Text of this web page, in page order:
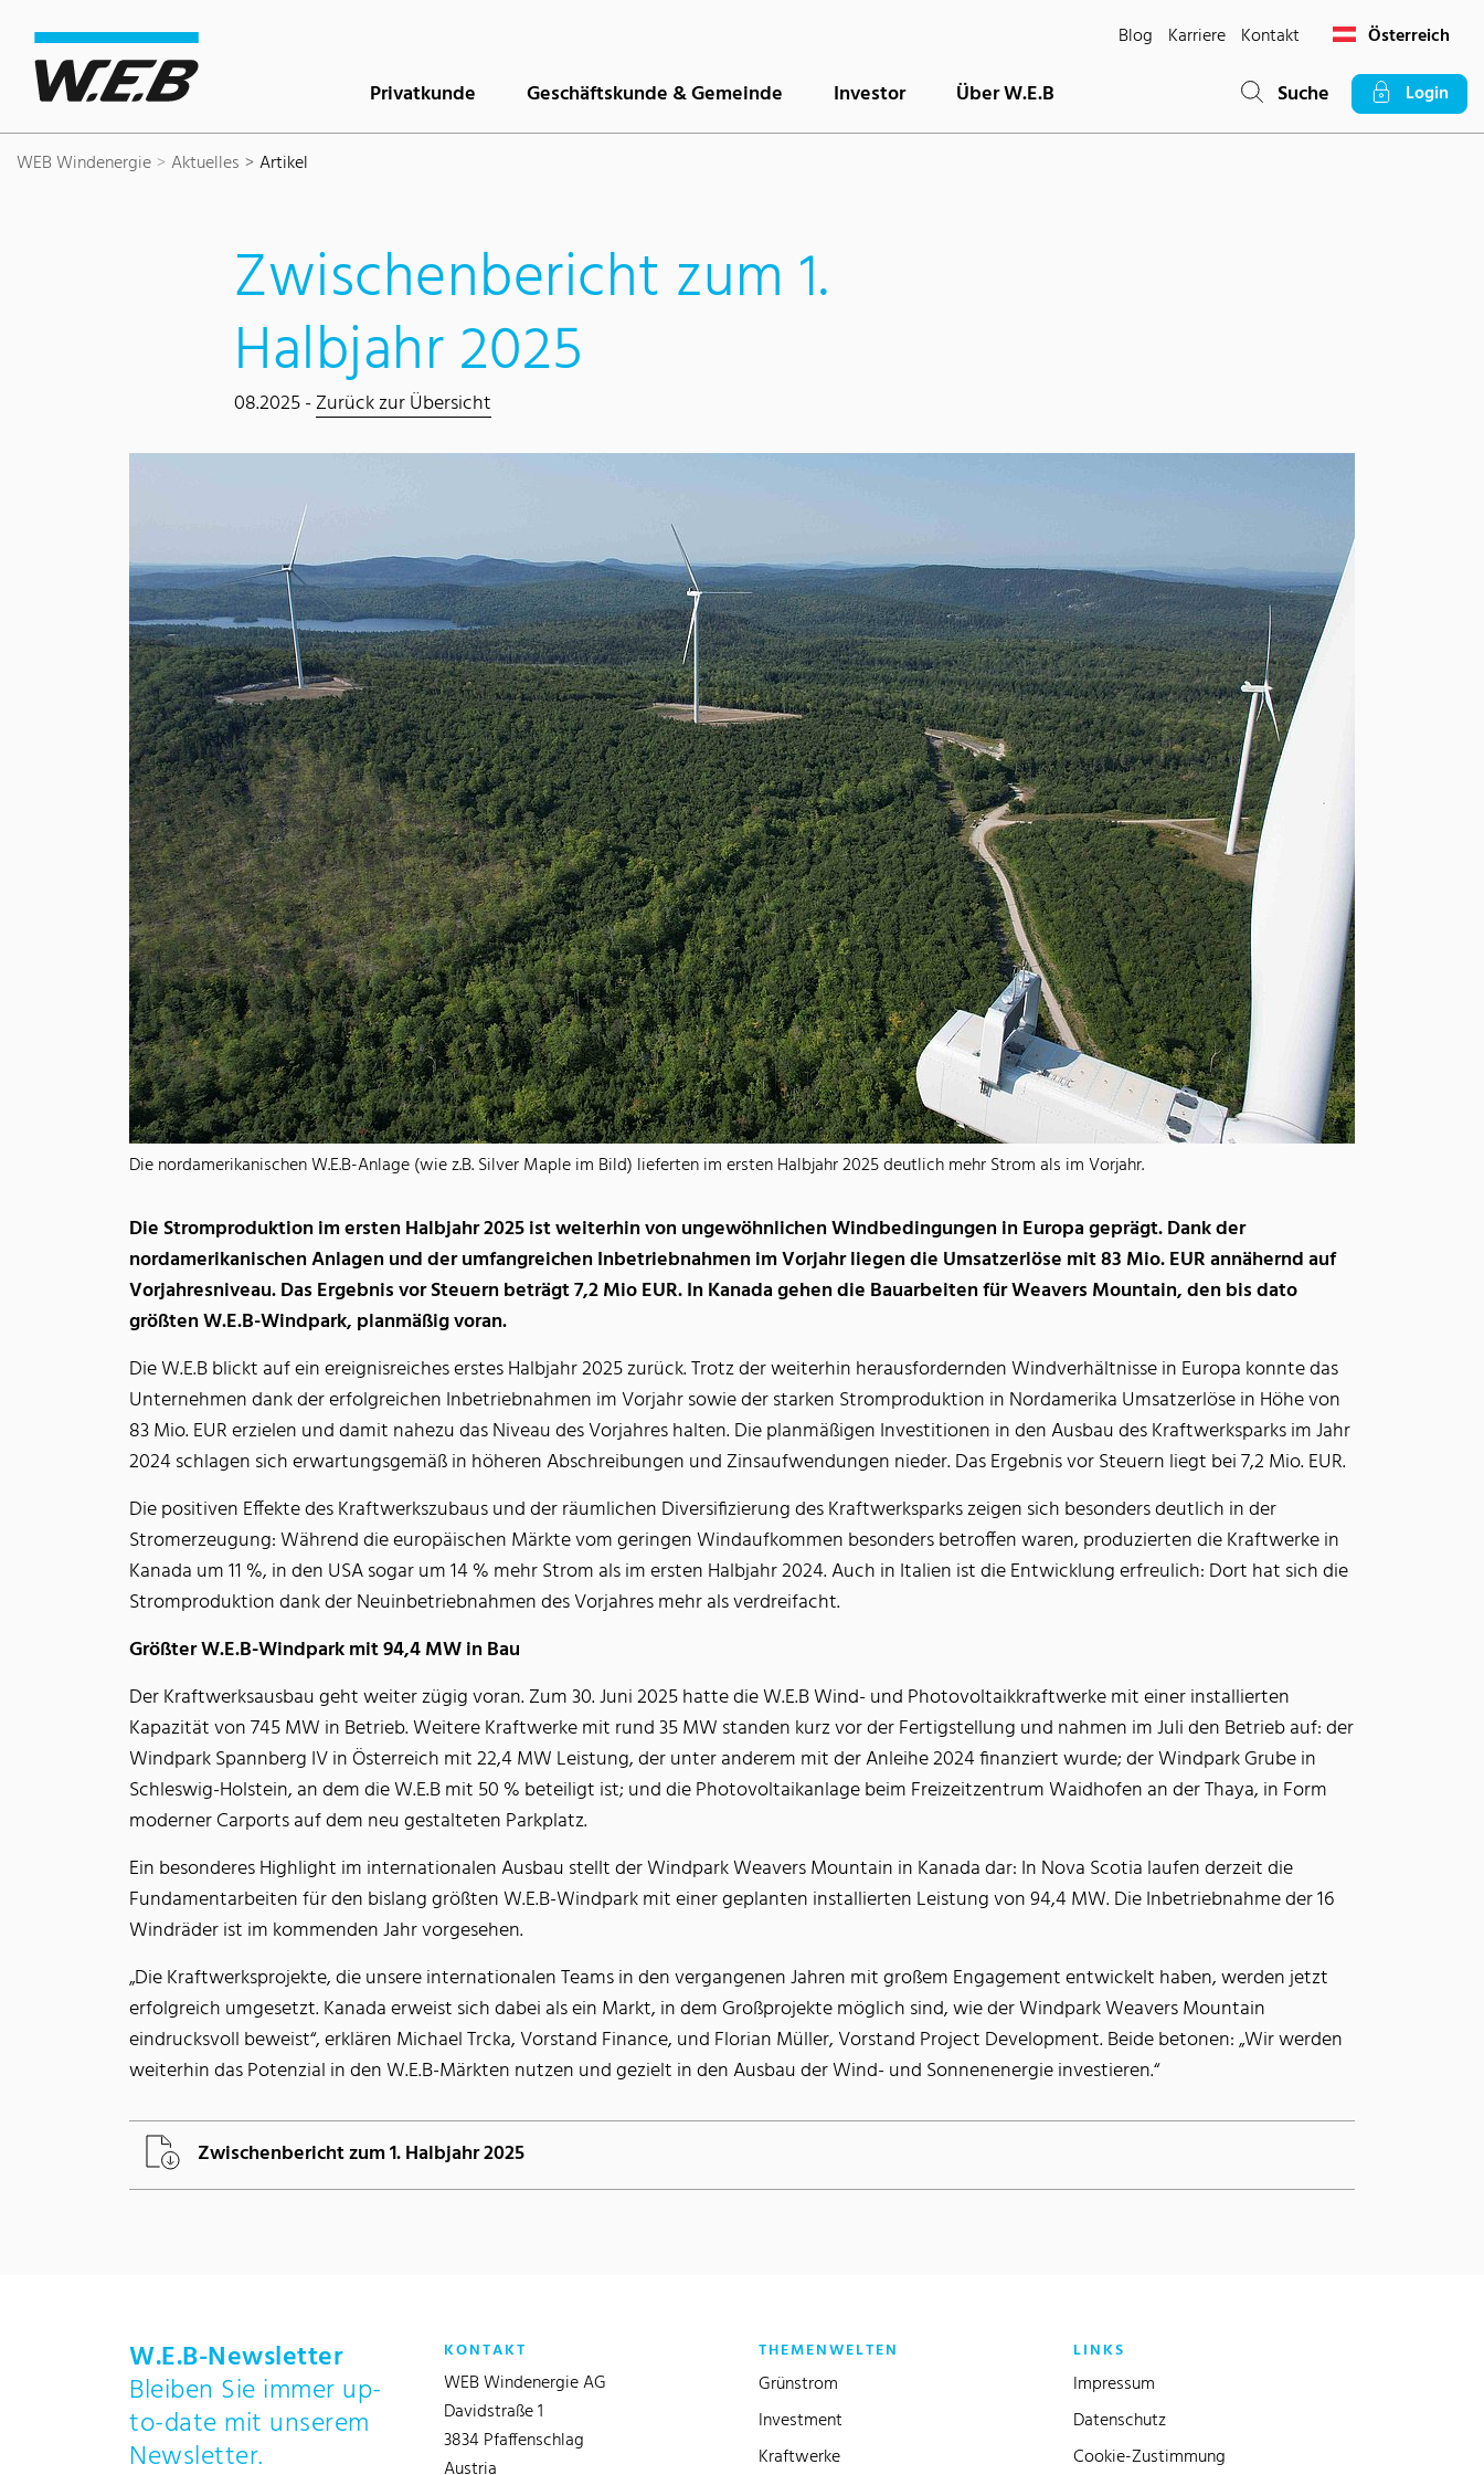
Blog Karriere Kontakt Österreich
Privatkunde Geschäftskunde & Gemeinde Investor Über W.E.B Suche Login
WEB Windenergie Aktuelles Artikel
Zwischenbericht zum 1.
Halbjahr 2025
08.2025 -Zurück zur Übersicht
Die nordamerikanischen W.E.B-Anlage (wie z.B. Silver Maple im Bild) lieferten im ersten Halbjahr 2025 deutlich mehr Strom als im Vorjahr.
Die Stromproduktion im ersten Halbjahr 2025 ist weiterhin von ungewöhnlichen Windbedingungen in Europa geprägt. Dank der
nordamerikanischen Anlagen und der umfangreichen Inbetriebnahmen im Vorjahr liegen die Umsatzerlöse mit 83 Mio. EUR annähernd auf
Vorjahresniveau. Das Ergebnis vor Steuern beträgt 7,2 Mio EUR. In Kanada gehen die Bauarbeiten für Weavers Mountain, den bis dato
größten W.E.B-Windpark, planmäßig voran.
Die W.E.B blickt auf ein ereignisreiches erstes Halbjahr 2025 zurück. Trotz der weiterhin herausfordernden Windverhältnisse in Europa konnte das
Unternehmen dank der erfolgreichen Inbetriebnahmen im Vorjahr sowie der starken Stromproduktion in Nordamerika Umsatzerlöse in Höhe von
83 Mio. EUR erzielen und damit nahezu das Niveau des Vorjahres halten. Die planmäßigen Investitionen in den Ausbau des Kraftwerksparks im Jahr
2024 schlagen sich erwartungsgemäß in höheren Abschreibungen und Zinsaufwendungen nieder. Das Ergebnis vor Steuern liegt bei 7,2 Mio. EUR.
Die positiven Effekte des Kraftwerkszubaus und der räumlichen Diversifizierung des Kraftwerksparks zeigen sich besonders deutlich in der
Stromerzeugung: Während die europäischen Märkte vom geringen Windaufkommen besonders betroffen waren, produzierten die Kraftwerke in
Kanada um 11 %, in den USA sogar um 14 % mehr Strom als im ersten Halbjahr 2024. Auch in Italien ist die Entwicklung erfreulich: Dort hat sich die
Stromproduktion dank der Neuinbetriebnahmen des Vorjahres mehr als verdreifacht.
Größter W.E.B-Windpark mit 94,4 MW in Bau
Der Kraftwerksausbau geht weiter zügig voran. Zum 30. Juni 2025 hatte die W.E.B Wind- und Photovoltaikkraftwerke mit einer installierten
Kapazität von 745 MW in Betrieb. Weitere Kraftwerke mit rund 35 MW standen kurz vor der Fertigstellung und nahmen im Juli den Betrieb auf: der
Windpark Spannberg IV in Österreich mit 22,4 MW Leistung, der unter anderem mit der Anleihe 2024 finanziert wurde; der Windpark Grube in
Schleswig-Holstein, an dem die W.E.B mit 50 % beteiligt ist; und die Photovoltaikanlage beim Freizeitzentrum Waidhofen an der Thaya, in Form
moderner Carports auf dem neu gestalteten Parkplatz.
Ein besonderes Highlight im internationalen Ausbau stellt der Windpark Weavers Mountain in Kanada dar: In Nova Scotia laufen derzeit die
Fundamentarbeiten für den bislang größten W.E.B-Windpark mit einer geplanten installierten Leistung von 94,4 MW. Die Inbetriebnahme der 16
Windräder ist im kommenden Jahr vorgesehen.
„Die Kraftwerksprojekte, die unsere internationalen Teams in den vergangenen Jahren mit großem Engagement entwickelt haben, werden jetzt
erfolgreich umgesetzt. Kanada erweist sich dabei als ein Markt, in dem Großprojekte möglich sind, wie der Windpark Weavers Mountain
eindrucksvoll beweist“, erklären Michael Trcka, Vorstand Finance, und Florian Müller, Vorstand Project Development. Beide betonen: „Wir werden
weiterhin das Potenzial in den W.E.B-Märkten nutzen und gezielt in den Ausbau der Wind- und Sonnenenergie investieren.“
Zwischenbericht zum 1. Halbjahr 2025
W.E.B-Newsletter
Bleiben Sie immer up-
to-date mit unserem
Newsletter.
KONTAKT
WEB Windenergie AG
Davidstraße 1
3834 Pfaffenschlag
THEMENWELTEN
Grünstrom
Investment
Kraftwerke
LINKS
Impressum
Datenschutz
Cookie-Zustimmung